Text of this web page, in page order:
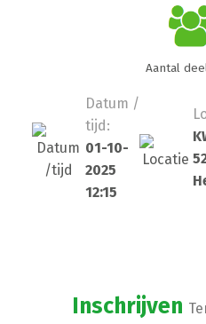
Aantal
Datum /
tijd:
01-10-
2025
12:15
Inschrijven